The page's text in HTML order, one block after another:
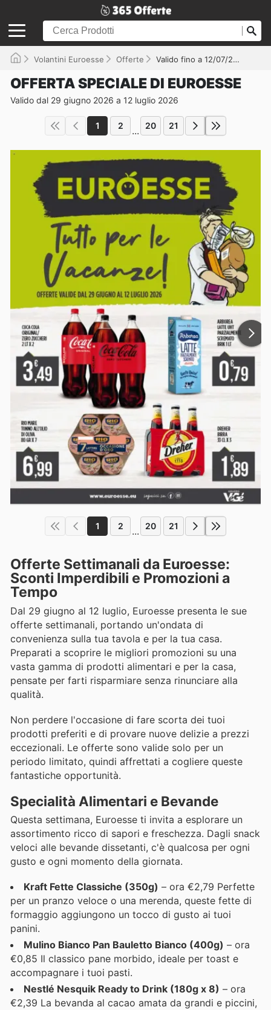
Volantini Euroesse Offerte Valido fino a 12/07/2026
OFFERTA SPECIALE DI EUROESSE
Valido dal 29 giugno 2026 a 12 luglio 2026
1 2 ... 20 21
1 2 ... 20 21
Offerte Settimanali da Euroesse:
Sconti Imperdibili e Promozioni a
Tempo
Dal 29 giugno al 12 luglio, Euroesse presenta le sue
offerte settimanali, portando un'ondata di
convenienza sulla tua tavola e per la tua casa.
Preparati a scoprire le migliori promozioni su una
vasta gamma di prodotti alimentari e per la casa,
pensate per farti risparmiare senza rinunciare alla
qualità.
Non perdere l'occasione di fare scorta dei tuoi
prodotti preferiti e di provare nuove delizie a prezzi
eccezionali. Le offerte sono valide solo per un
periodo limitato, quindi affrettati a cogliere queste
fantastiche opportunità.
Specialità Alimentari e Bevande
Questa settimana, Euroesse ti invita a esplorare un
assortimento ricco di sapori e freschezza. Dagli snack
veloci alle bevande dissetanti, c'è qualcosa per ogni
gusto e ogni momento della giornata.
Kraft Fette Classiche (350g) – ora €2,79 Perfette
per un pranzo veloce o una merenda, queste fette di
formaggio aggiungono un tocco di gusto ai tuoi
panini.
Mulino Bianco Pan Bauletto Bianco (400g) – ora
€0,85 Il classico pane morbido, ideale per toast e
accompagnare i tuoi pasti.
Nestlé Nesquik Ready to Drink (180g x 8) – ora
€2,39 La bevanda al cacao amata da grandi e piccini,